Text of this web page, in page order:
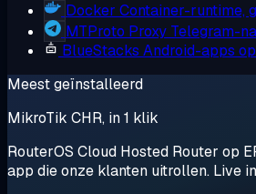
Docker Container-runtime,
MTProto Proxy Telegram-
BlueStacks Android-apps
Meest geïnstalleerd
MikroTik CHR, in 1 klik
RouterOS Cloud Hosted Router op
app die onze klanten uitrollen. Live